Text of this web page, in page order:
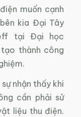
muốn cạnh
kia Đại Tây
tại Đại học
thành công
nhận thấy khi
cần phải sử
liệu thu điện.